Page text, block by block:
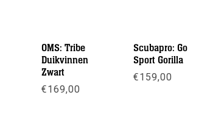
OMS: Tribe
Duikvinnen
Zwart
€169,00
Scubapro: Go
Sport Gorilla
€159,00